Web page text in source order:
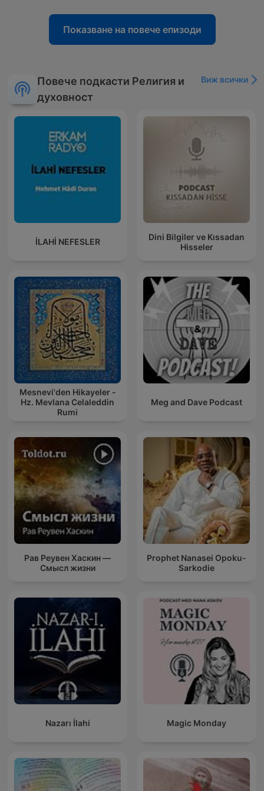
Показване на повече епизоди
Повече подкасти Религия и
духовност
Виж всички
İLAHİ NEFESLER
Dini Bilgiler ve Kıssadan
Hisseler
Mesnevi'den Hikayeler -
Hz. Mevlana Celaleddin
Rumi
Meg and Dave Podcast
Рав Реувен Хаскин —
Смысл жизни
Prophet Nanasei Opoku-
Sarkodie
Nazarı İlahi Magic Monday